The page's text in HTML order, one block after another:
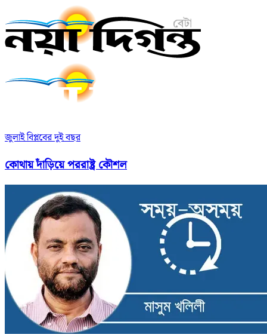
জুলাই বিপ্লবের দুই বছর
কোথায় দাঁড়িয়ে পররাষ্ট্র কৌশল